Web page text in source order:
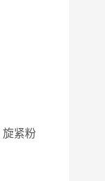
旋紧粉